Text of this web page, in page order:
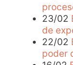
23/02
de
22/02
poder